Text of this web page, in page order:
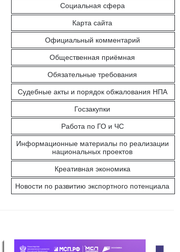
Социальная сфера
Карта сайта
Официальный комментарий
Общественная приёмная
Обязательные требования
Судебные акты и порядок обжалования НПА
Госзакупки
Работа по ГО и ЧС
Информационные материалы по реализации
национальных проектов
Креативная экономика
Новости по развитию экспортного потенциала